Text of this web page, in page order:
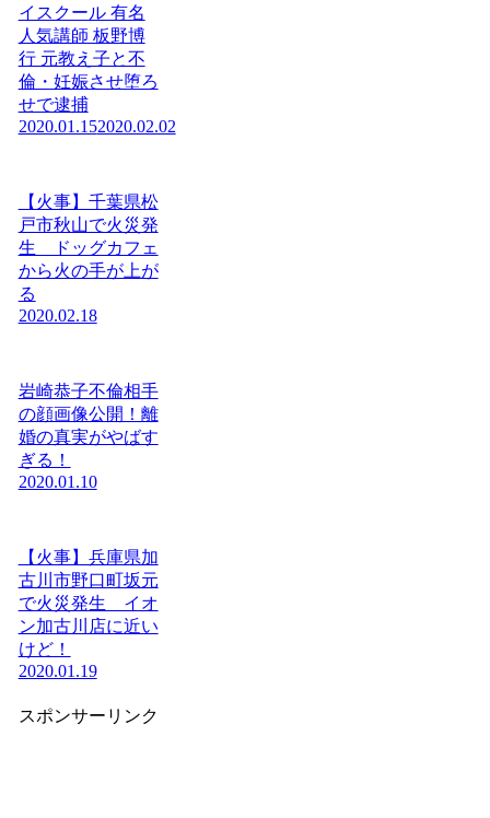
イスクール 有名
人気講師 板野博
行 元教え子と不
倫・妊娠させ堕ろ
せで逮捕
2020.01.152020.02.02
【火事】千葉県松
戸市秋山で火災発
生 ドッグカフェ
から火の手が上が
る
2020.02.18
岩崎恭子不倫相手
の顔画像公開！離
婚の真実がやばす
ぎる！
2020.01.10
【火事】兵庫県加
古川市野口町坂元
で火災発生 イオ
ン加古川店に近い
けど！
2020.01.19
スポンサーリンク